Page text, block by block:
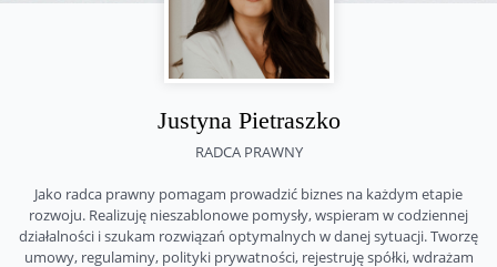
Justyna Pietraszko
RADCA PRAWNY
Jako radca prawny pomagam prowadzić biznes na każdym etapie
rozwoju. Realizuję nieszablonowe pomysły, wspieram w codziennej
działalności i szukam rozwiązań optymalnych w danej sytuacji. Tworzę
umowy, regulaminy, polityki prywatności, rejestruję spółki, wdrażam